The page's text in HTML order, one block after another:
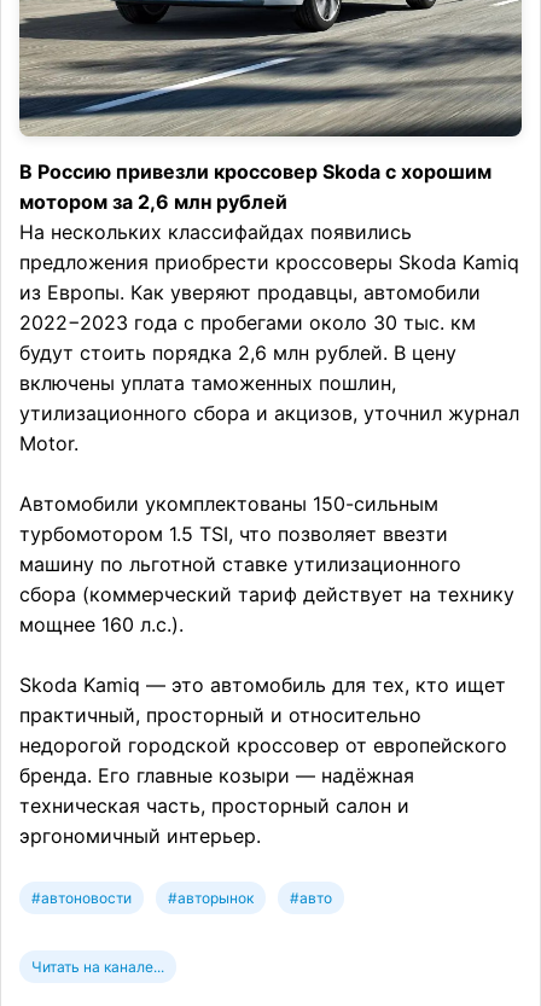
В Россию привезли кроссовер Skoda с хорошим
мотором за 2,6 млн рублей
На нескольких классифайдах появились
предложения приобрести кроссоверы Skoda Kamiq
из Европы. Как уверяют продавцы, автомобили
2022−2023 года с пробегами около 30 тыс. км
будут стоить порядка 2,6 млн рублей. В цену
включены уплата таможенных пошлин,
утилизационного сбора и акцизов, уточнил журнал
Motor.
Автомобили укомплектованы 150-сильным
турбомотором 1.5 TSI, что позволяет ввезти
машину по льготной ставке утилизационного
сбора (коммерческий тариф действует на технику
мощнее 160 л.с.).
Skoda Kamiq — это автомобиль для тех, кто ищет
практичный, просторный и относительно
недорогой городской кроссовер от европейского
бренда. Его главные козыри — надёжная
техническая часть, просторный салон и
эргономичный интерьер.
#автоновости #авторынок #авто
Читать на канале...